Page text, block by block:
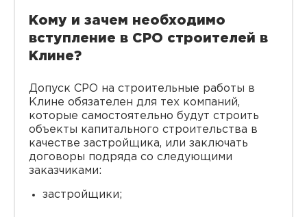
Кому и зачем необходимо
вступление в СРО строителей в
Клине?
Допуск СРО на строительные работы в
Клине обязателен для тех компаний,
которые самостоятельно будут строить
объекты капитального строительства в
качестве застройщика, или заключать
договоры подряда со следующими
заказчиками:
застройщики;